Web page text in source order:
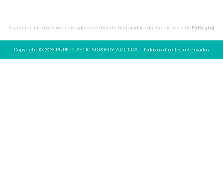
Estabelecimento Fixo registado na Entidade Reguladora da Saúde sob o nº E167409
Copyright © 2026 PURE PLASTIC SURGERY ART, LDA - Todos os direitos reservados.